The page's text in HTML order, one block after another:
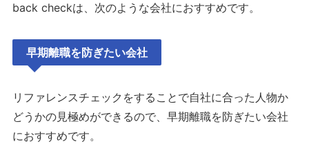
back checkは、次のような会社におすすめです。
早期離職を防ぎたい会社
リファレンスチェックをすることで自社に合った人物か
どうかの見極めができるので、早期離職を防ぎたい会社
におすすめです。